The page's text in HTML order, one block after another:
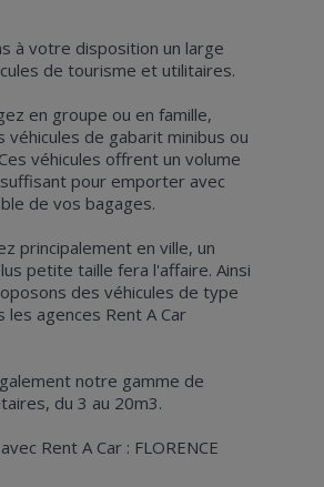
à votre disposition un large
de tourisme et utilitaires.
en groupe ou en famille,
véhicules de gabarit minibus ou
véhicules offrent un volume
pour emporter avec
de vos bagages.
principalement en ville, un
petite taille fera l'affaire. Ainsi
des véhicules de type
les agences Rent A Car
notre gamme de
du 3 au 20m3.
Rent A Car : FLORENCE